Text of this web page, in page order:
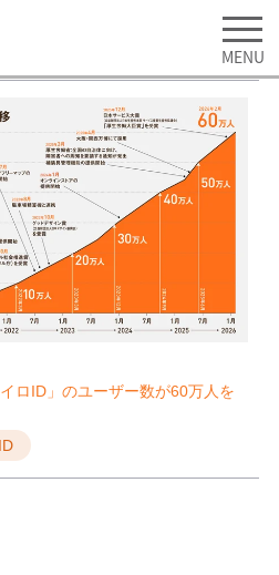
ロID」のユーザー数が60万人を